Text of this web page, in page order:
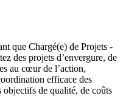
que Chargé(e) de Projets -
des projets d’envergure, de
au cœur de l’action,
efficace des
objectifs de qualité, de coûts